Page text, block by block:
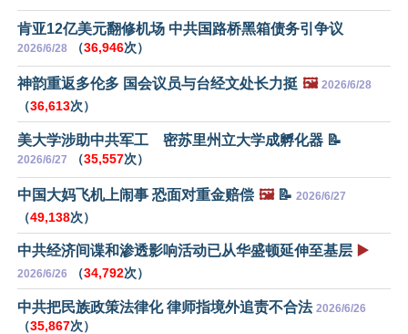
肯亚12亿美元翻修机场 中共国路桥黑箱债务引争议
2026/6/28 （36,946次）
神韵重返多伦多 国会议员与台经文处长力挺 🖼️ 2026/6/28
（36,613次）
美大学涉助中共军工 密苏里州立大学成孵化器 📝
2026/6/27 （35,557次）
中国大妈飞机上闹事 恐面对重金赔偿 🖼️📝 2026/6/27
（49,138次）
中共经济间谍和渗透影响活动已从华盛顿延伸至基层 ▶️
2026/6/26 （34,792次）
中共把民族政策法律化 律师指境外追责不合法 2026/6/26
（35,867次）